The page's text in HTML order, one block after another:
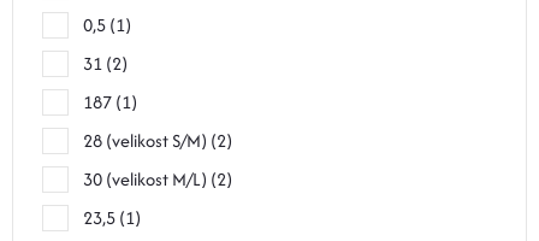
0,5 1
31 2
187 1
28 (velikost S/M) 2
30 (velikost M/L) 2
23,5 1